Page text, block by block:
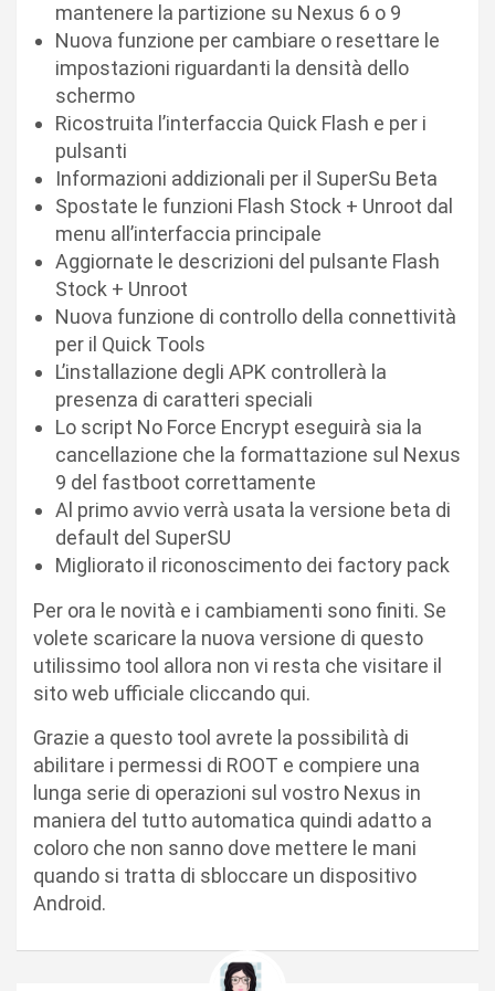
mantenere la partizione su Nexus 6 o 9
Nuova funzione per cambiare o resettare le
impostazioni riguardanti la densità dello
schermo
Ricostruita l’interfaccia Quick Flash e per i
pulsanti
Informazioni addizionali per il SuperSu Beta
Spostate le funzioni Flash Stock + Unroot dal
menu all’interfaccia principale
Aggiornate le descrizioni del pulsante Flash
Stock + Unroot
Nuova funzione di controllo della connettività
per il Quick Tools
L’installazione degli APK controllerà la
presenza di caratteri speciali
Lo script No Force Encrypt eseguirà sia la
cancellazione che la formattazione sul Nexus
9 del fastboot correttamente
Al primo avvio verrà usata la versione beta di
default del SuperSU
Migliorato il riconoscimento dei factory pack
Per ora le novità e i cambiamenti sono finiti. Se
volete scaricare la nuova versione di questo
utilissimo tool allora non vi resta che visitare il
sito web ufficiale cliccando qui.
Grazie a questo tool avrete la possibilità di
abilitare i permessi di ROOT e compiere una
lunga serie di operazioni sul vostro Nexus in
maniera del tutto automatica quindi adatto a
coloro che non sanno dove mettere le mani
quando si tratta di sbloccare un dispositivo
Android.